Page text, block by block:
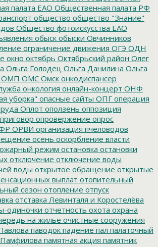
палата ЕАО Общественная палата РФ
общество общество "Знание"
Общество фотоискусства ЕАО
обыск обыски Овчинников
ограничение движения ОГЭ ОДН
окно октябрь Октябрьский район Олег
Ольга Голодец Ольга Данилина Ольга
ОМП ОМС Омск онкодиспансер
онкология онлайн-концерт ОНФ
уборка" опасные сайты ОПГ операция
Оплот оползень оппозиция
опровержение опрос
ОРВИ организация пчеловодов
осень оскорбление власти
режим остановка остановки
отключение отключение воды
воды открытое обращение открытые
выплат отопительный
сезон отопление отпуск
отставка Левинталя и Коростелёва
одиночки отчетность охота охрана
на жилье очистные сооружения
паводок падение пал палаточный
Памфилова памятная акция памятник